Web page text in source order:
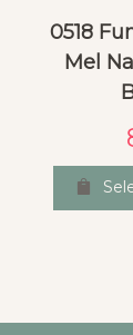
0518
Mel